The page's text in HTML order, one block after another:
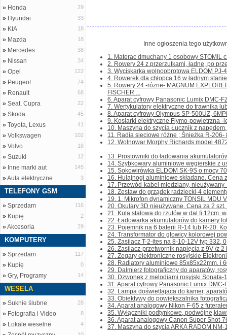
» Honda 29
» Hyundai 33
» KIA 18
» Mazda 18
» Mercedes 38
» Nissan 34
» Opel 122
» Peugeot 74
» Renault 68
» Seat, Cupra 22
» Skoda 45
» Toyota, Lexus 41
» Volkswagen 102
» Volvo 18
» Suzuki 12
» Inne marki aut 145
»Auta elektryczne 3
TELEFONY GSM
» Sprzedam 116
» Kupię 2
»Akcesoria 29
KOMPUTERY
» Sprzedam 117
» Kupię 0
» Gry, Programy 14
WESELA
» Suknie ślubne 28
» Fotografia i Video 8
» Lokale weselne 4
Inne ogłoszenia tego
1. Materac dmuchany 1 osobowy STOMIL
2. Rowery 24 z przerzutkami, ładne, po
3. Wyciskarka wolnoobrotowa ELDOM PJ-
4. Rowerek dla chłopca 16 w ładnym
5. Rowery 24 -różne- MAGNUM
FISCHER ...
6. Aparat cyfrowy Panasonic Lumix DMC-
7. Wertykulatory elektryczne do trawnika
8. Aparat cyfrowy Olympus SP-500UZ,
9. Kosiarki elektryczne Flymo-powietrzna -
10. Maszyna do szycia Łucznik z
11. Radia sieciowe różne ; Śnieżka R-206-
12. Wolnowar Morphy Richards model
...
13. Prostowniki do ładowania
14. Szybkowary aluminiowe węgierskie z
15. Sokowirówka ELDOM SK-9S o mocy
16. Hulajnogi aluminiowe składane. Cena
17. Przewód-kabel miedziany, nieużywany-
18. Zestaw do grządek radziecki-4
19. 1. Mikrofon dynamiczny TONSIL MDU
20. Okulary 3D nieużywane. Cena za 2
21. Kula stalowa do rzutów w dal fi 12cm.
22. Ładowarka akumulatorów do kamery
23. Pojemnik na 6 baterii R-14 lub R-20.
24. Transformator do głowicy kolorowej
25. Zasilacz T-2-ites na 8-10-12V typ 332,
26. Zasilacz-przetwornik napięcia z 9V /z 2
27. Zegary elektroniczne rosyjskie
28. Radiatory aluminiowe 85x85x22mm. i
29. Dalmierz fotograficzny do aparatów,
30. Dzwonek z melodiami rosyjski Sonata-
31. Aparat cyfrowy Panasonic Lumix DMC-
32. Lampa doświetlająca do kamer,
33. Obiektywy do powiększalnika
34. Aparat analogowy Nikon F-65 z
35. Wyłączniki podtynkowe,
36. Aparat analogowy Canon Super Shot-
37. Maszyna do szycia ARKA RADOM